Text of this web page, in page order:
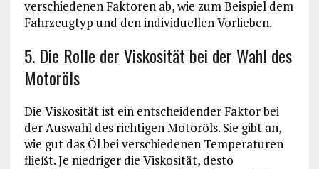
verschiedenen Faktoren ab, wie zum Beispiel dem
Fahrzeugtyp und den individuellen Vorlieben.
5. Die Rolle der Viskosität bei der Wahl des
Motoröls
Die Viskosität ist ein entscheidender Faktor bei
der Auswahl des richtigen Motoröls. Sie gibt an,
wie gut das Öl bei verschiedenen Temperaturen
fließt. Je niedriger die Viskosität, desto